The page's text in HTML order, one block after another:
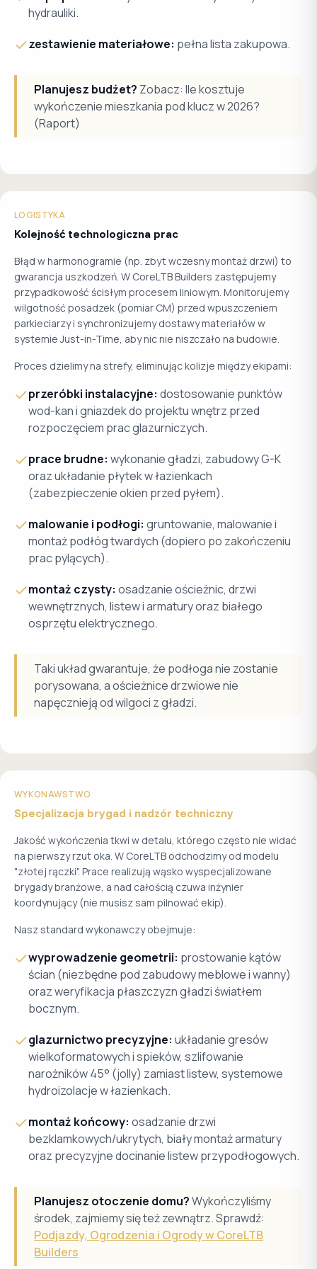
hydrauliki.
zestawienie materiałowe: pełna lista zakupowa.
Planujesz budżet? Zobacz: Ile kosztuje
wykończenie mieszkania pod klucz w 2026?
(Raport)
LOGISTYKA
Kolejność technologiczna prac
Błąd w harmonogramie (np. zbyt wczesny montaż drzwi) to
gwarancja uszkodzeń. W CoreLTB Builders zastępujemy
przypadkowość ścisłym procesem liniowym. Monitorujemy
wilgotność posadzek (pomiar CM) przed wpuszczeniem
parkieciarzy i synchronizujemy dostawy materiałów w
systemie Just-in-Time, aby nic nie niszczało na budowie.
Proces dzielimy na strefy, eliminując kolizje między ekipami:
przeróbki instalacyjne: dostosowanie punktów
wod-kan i gniazdek do projektu wnętrz przed
rozpoczęciem prac glazurniczych.
prace brudne: wykonanie gładzi, zabudowy G-K
oraz układanie płytek w łazienkach
(zabezpieczenie okien przed pyłem).
malowanie i podłogi: gruntowanie, malowanie i
montaż podłóg twardych (dopiero po zakończeniu
prac pylących).
montaż czysty: osadzanie ościeżnic, drzwi
wewnętrznych, listew i armatury oraz białego
osprzętu elektrycznego.
Taki układ gwarantuje, że podłoga nie zostanie
porysowana, a ościeżnice drzwiowe nie
napęcznieją od wilgoci z gładzi.
WYKONAWSTWO
Specjalizacja brygad i nadzór techniczny
Jakość wykończenia tkwi w detalu, którego często nie widać
na pierwszy rzut oka. W CoreLTB odchodzimy od modelu
"złotej rączki". Prace realizują wąsko wyspecjalizowane
brygady branżowe, a nad całością czuwa inżynier
koordynujący (nie musisz sam pilnować ekip).
Nasz standard wykonawczy obejmuje:
wyprowadzenie geometrii: prostowanie kątów
ścian (niezbędne pod zabudowy meblowe i wanny)
oraz weryfikacja płaszczyzn gładzi światłem
bocznym.
glazurnictwo precyzyjne: układanie gresów
wielkoformatowych i spieków, szlifowanie
narożników 45° (jolly) zamiast listew, systemowe
hydroizolacje w łazienkach.
montaż końcowy: osadzanie drzwi
bezklamkowych/ukrytych, biały montaż armatury
oraz precyzyjne docinanie listew przypodłogowych.
Planujesz otoczenie domu?Wykończyliśmy
środek, zajmiemy się też zewnątrz. Sprawdź:
Podjazdy, Ogrodzenia i Ogrody w CoreLTB
Builders